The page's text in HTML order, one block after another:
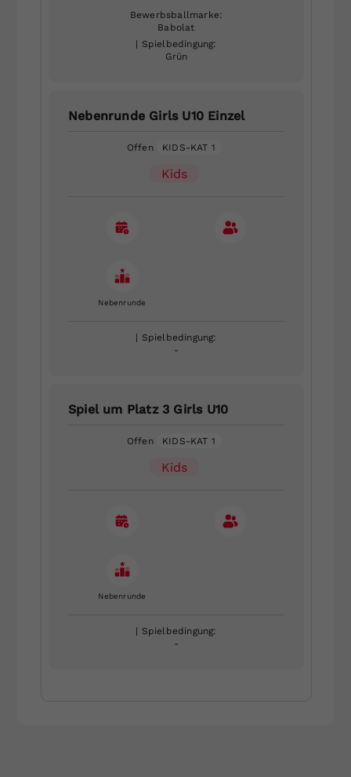
Bewerbsballmarke:
Babolat
| Spielbedingung:
Grün
Nebenrunde Girls U10 Einzel
Offen KIDS-KAT 1
Kids
Nebenrunde
| Spielbedingung:
-
Spiel um Platz 3 Girls U10
Offen KIDS-KAT 1
Kids
Nebenrunde
| Spielbedingung:
-